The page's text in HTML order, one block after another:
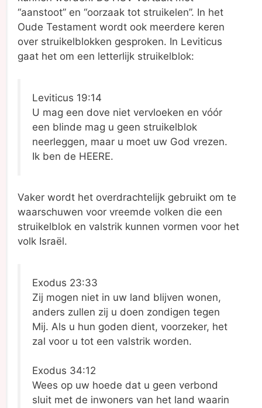
“aanstoot” en “oorzaak tot struikelen”. In het
Oude Testament wordt ook meerdere keren
over struikelblokken gesproken. In Leviticus
gaat het om een letterlijk struikelblok:
Leviticus 19:14
U mag een dove niet vervloeken en vóór
een blinde mag u geen struikelblok
neerleggen, maar u moet uw God vrezen.
Ik ben de HEERE.
Vaker wordt het overdrachtelijk gebruikt om te
waarschuwen voor vreemde volken die een
struikelblok en valstrik kunnen vormen voor het
volk Israël.
Exodus 23:33
Zij mogen niet in uw land blijven wonen,
anders zullen zij u doen zondigen tegen
Mij. Als u hun goden dient, voorzeker, het
zal voor u tot een valstrik worden.
Exodus 34:12
Wees op uw hoede dat u geen verbond
sluit met de inwoners van het land waarin